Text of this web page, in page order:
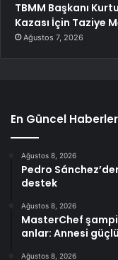
TBMM Başkanı
Kazası İçin Taziye
Ağustos 7, 2026
En Güncel Haberler
Ağustos 8, 2026
Pedro
destek
Ağustos 8, 2026
MasterChef
anlar: Annesi
Ağustos 8, 2026